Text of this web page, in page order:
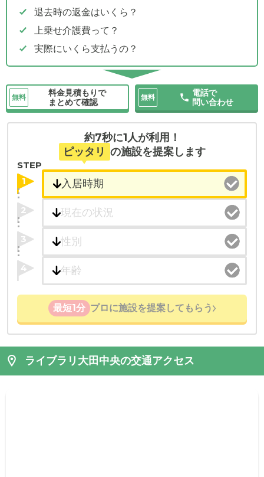
退去時の返金はいくら？
上乗せ介護費って？
実際にいくら支払うの？
無料
料金見積もりで
まとめて確認
無料
電話で
問い合わせ
約7秒に1人が利用！
ピッタリ の施設を提案します
STEP
1
2
3
4
最短1分 プロに施設を提案してもらう
ライブラリ大田中央の交通アクセス